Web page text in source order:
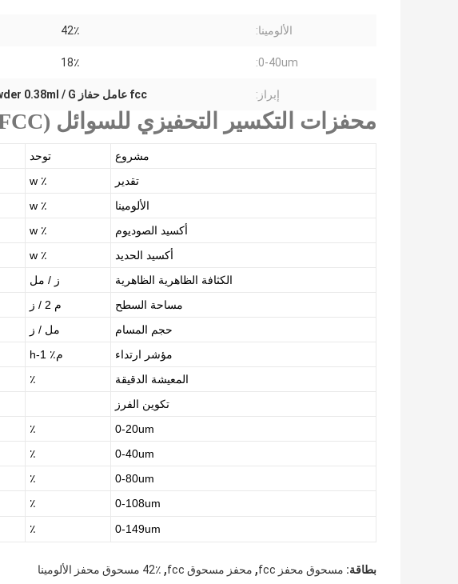
الألومينا: 42٪
0-40um: 18٪
إبراز: fcc عامل حفاز powder 0.38ml / G عامل حفاز Powder
محفزات التكسير التحفيزي للسوائل (FCC) لمصافي التكرير
مشروع توحد
تقدير
٪ w
الألومينا
٪ w
أكسيد الصوديوم
٪ w
أكسيد الحديد
٪ w
الكثافة الظاهرية الظاهرية
ز / مل
مساحة السطح
م 2 / ز
حجم المسام
مل / ز
مؤشر ارتداء
م٪ h-1
المعيشة الدقيقة
٪
تكوين الفرز
0-20um
٪
0-40um
٪
0-80um
٪
0-108um
٪
0-149um
٪
بطاقة: مسحوق محفز fcc , محفز مسحوق fcc , 42٪ مسحوق محفز الألومينا